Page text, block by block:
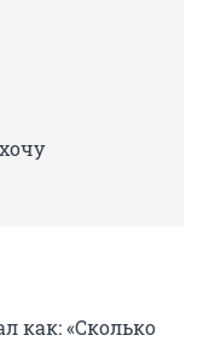
как: «Сколько